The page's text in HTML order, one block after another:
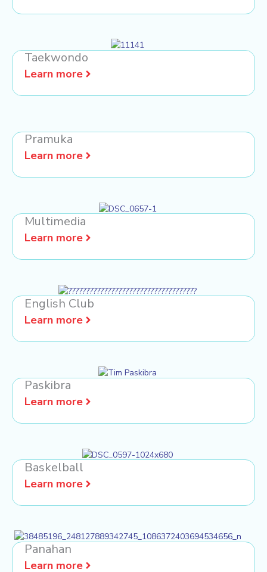
Taekwondo
Learn more
Pramuka
Learn more
Multimedia
Learn more
English Club
Learn more
Paskibra
Learn more
Baskelball
Learn more
Panahan
Learn more